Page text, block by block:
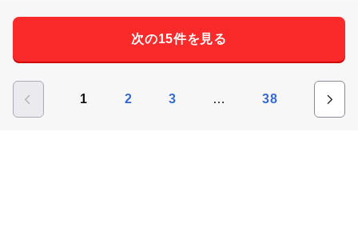
お店もある。 広いフードコートになっているものの、休日は混
んでいてなかなか座れない。 キッズスペースは0〜3歳専用のコ
ーナーもありハイハイ期の子どもも安心して遊べるが、2〜3組
用できないかもしれないと感じた。 大きい子用のキッズスペー
スもいつも混んでいるイメージ。 道の駅の裏は広く芝生の公園
次の15件を見る
1 2 3 … 38